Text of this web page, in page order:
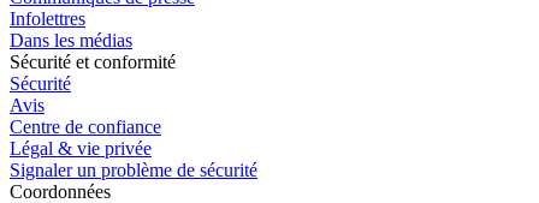
Infolettres
Dans les médias
Sécurité et conformité
Sécurité
Avis
Centre de confiance
Légal & vie privée
Signaler un problème de sécurité
Coordonnées